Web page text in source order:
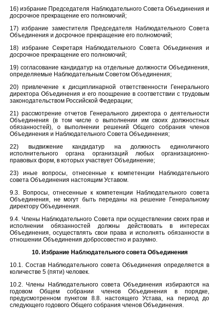
16) избрание Председателя Наблюдательного Совета Объединения и
досрочное прекращение его полномочий;
17) избрание заместителя Председателя Наблюдательного Совета
Объединения и досрочное прекращение его полномочий;
18) избрание Секретаря Наблюдательного Совета Объединения и
досрочное прекращение его полномочий;
19) согласование кандидатур на отдельные должности Объединения,
определяемые Наблюдательным Советом Объединения;
20) привлечение к дисциплинарной ответственности Генерального
директора Объединения и его поощрение в соответствии с трудовым
законодательством Российской Федерации;
21) рассмотрение отчетов Генерального директора о деятельности
Объединения (в том числе о выполнении им своих должностных
обязанностей), о выполнении решений Общего собрания членов
Объединения и Наблюдательного Совета Объединения;
22) выдвижение кандидатур на должность единоличного
исполнительного органа организаций любых организационно-
правовых форм, в которых участвует Объединение;
23) иные вопросы, отнесенные к компетенции Наблюдательного
совета Объединения настоящим Уставом.
9.3. Вопросы, отнесенные к компетенции Наблюдательного совета
Объединения, не могут быть переданы на решение Генеральному
директору Объединения.
9.4. Члены Наблюдательного Совета при осуществлении своих прав и
исполнении обязанностей должны действовать в интересах
Объединения, осуществлять свои права и исполнять обязанности в
отношении Объединения добросовестно и разумно.
10. Избрание Наблюдательного совета Объединения
10.1. Состав Наблюдательного совета Объединения определяется в
количестве 5 (пяти) человек.
10.2. Члены Наблюдательного совета Объединения избираются на
годовом Общем собрании членов Объединения в порядке,
предусмотренном пунктом 8.8. настоящего Устава, на период до
следующего годового Общего собрания членов Объединения.